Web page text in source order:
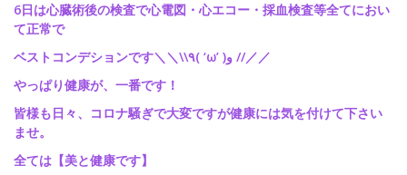
6日は心臓術後の検査で心電図・心エコー・採血検査等全てにおい
て正常で
ベストコンデションです＼＼\\٩( ‘ω’ )و //／／
やっぱり健康が、一番です！
皆様も日々、コロナ騒ぎで大変ですが健康には気を付けて下さい
ませ。
全ては【美と健康です】